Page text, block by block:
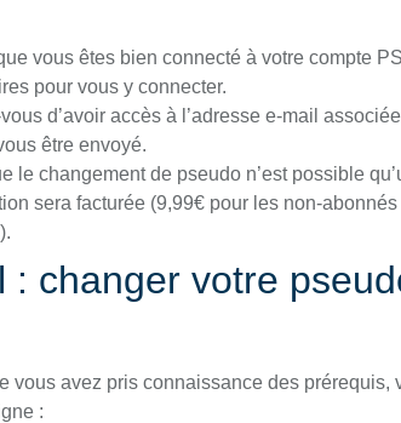
vous êtes bien connecté à votre compte
pour vous y connecter.
d’avoir accès à l’adresse e-mail
être envoyé.
le changement de pseudo n’est possible
sera facturée (9,99€ pour les non-
: changer votre
vous avez pris connaissance des
: